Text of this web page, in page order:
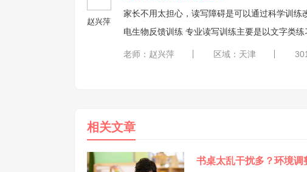
赵兴萍
家长不用太担心，读写障碍是可以通过科学训练改善的。 一是专业上的训练，如专业的读
电生物反馈训练 专业读写训练主要是以文字类练习为主的，但不是大家平时常见的单纯的刷题、答题，而
是根据视觉、听觉、注意力、读写困难等多方面
急纠正和替孩子表达，一定要多给表达机会。 还有一个比较关键的是，读写障碍和多动症注意力缺失常常
会共同出现在孩子身上，所以帮孩子提升注意力
这样综合性的去帮孩子提升，效果较好。 ...
老师：赵兴萍 区域：天津
相关文章
书桌太乱干扰多？环境调